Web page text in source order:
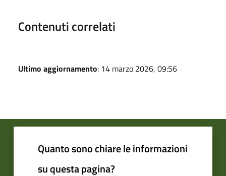
Contenuti correlati
Ultimo aggiornamento: 14 marzo 2026, 09:56
Quanto sono chiare le informazioni
su questa pagina?